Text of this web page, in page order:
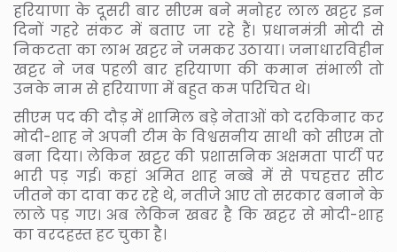
हरियाणा के दूसरी बार सीएम बने मनोहर लाल खट्टर इन
दिनों गहरे संकट में बताए जा रहे हैं। प्रधानमंत्री मोदी से
निकटता का लाभ खट्टर ने जमकर उठाया। जनाधारविहीन
खट्टर ने जब पहली बार हरियाणा की कमान संभाली तो
उनके नाम से हरियाणा में बहुत कम परिचित थे।
सीएम पद की दौड़ में शामिल बड़े नेताओं को दरकिनार कर
मोदी-शाह ने अपनी टीम के विश्वसनीय साथी को सीएम तो
बना दिया। लेकिन खट्टर की प्रशासनिक अक्षमता पार्टी पर
भारी पड़ गई। कहां अमित शाह नब्बे में से पचहत्तर सीट
जीतने का दावा कर रहे थे, नतीजे आए तो सरकार बनाने के
लाले पड़ गए। अब लेकिन खबर है कि खट्टर से मोदी-शाह
का वरदहस्त हट चुका है।